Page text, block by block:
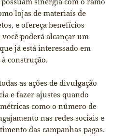
lojas de materiais de
e ofereça benefícios
poderá alcançar um
já está interessado em
construção.
as ações de divulgação
e fazer ajustes quando
como o número de
nas redes sociais e
das campanhas pagas.